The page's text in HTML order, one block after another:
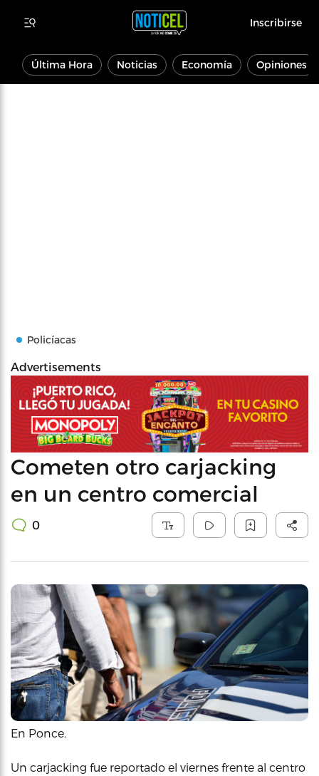
Inscribirse
Última Hora Noticias Economía Opiniones
Policíacas
Advertisements
Cometen otro carjacking
en un centro comercial
0
En Ponce.
Un carjacking fue reportado el viernes frente al centro